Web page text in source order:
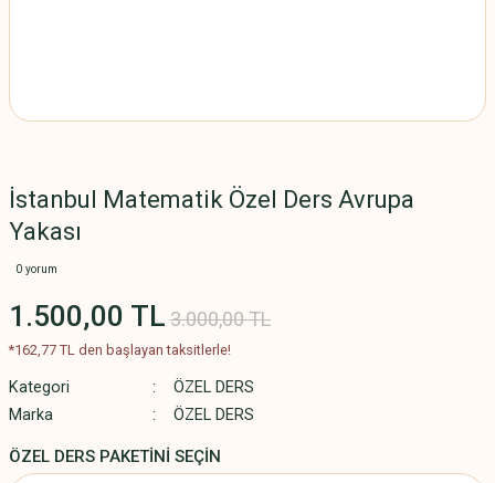
İstanbul Matematik Özel Ders Avrupa
Yakası
0 yorum
1.500,00 TL 3.000,00 TL
*162,77 TL den başlayan taksitlerle!
Kategori
ÖZEL DERS
Marka
ÖZEL DERS
ÖZEL DERS PAKETİNİ SEÇİN